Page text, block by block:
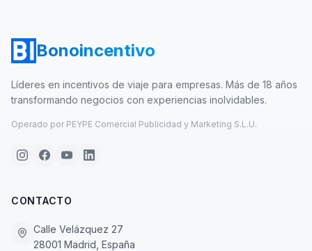
Bonoincentivo
Líderes en incentivos de viaje para empresas. Más de 18 años
transformando negocios con experiencias inolvidables.
Operado por PEYPE Comercial Publicidad y Marketing S.L.U.
CONTACTO
Calle Velázquez 27
28001 Madrid, España